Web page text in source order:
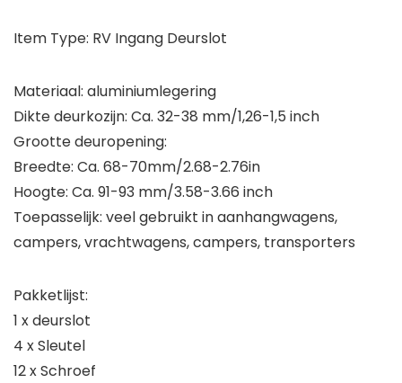
Item Type: RV Ingang Deurslot
Materiaal: aluminiumlegering
Dikte deurkozijn: Ca. 32-38 mm/1,26-1,5 inch
Grootte deuropening:
Breedte: Ca. 68-70mm/2.68-2.76in
Hoogte: Ca. 91-93 mm/3.58-3.66 inch
Toepasselijk: veel gebruikt in aanhangwagens,
campers, vrachtwagens, campers, transporters
Pakketlijst:
1 x deurslot
4 x Sleutel
12 x Schroef